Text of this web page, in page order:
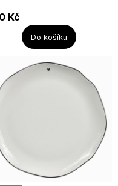
firmy Bastion
Collections je...
Kč
Do košíku